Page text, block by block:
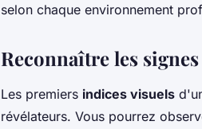
selon chaque environnement
Reconnaître les
Les premiers indices visuels
révélateurs. Vous pourrez